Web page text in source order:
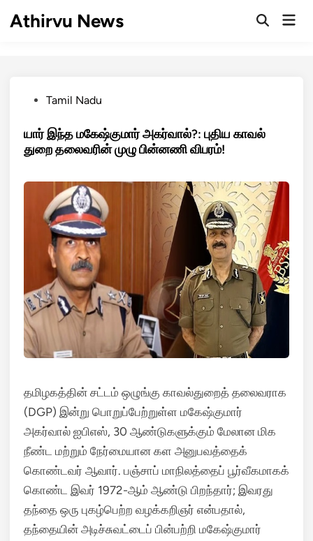
Athirvu News
OpenMain
PostedTamil Nadu
யார் இந்த மகேஷ்குமார் அகர்வால்?: புதிய காவல்
துறை தலைவரின் முழு பின்னணி விபரம்!
தமிழகத்தின் சட்டம் ஒழுங்கு காவல்துறைத் தலைவராக
(DGP) இன்று பொறுப்பேற்றுள்ள மகேஷ்குமார்
அகர்வால் ஐபிஎஸ், 30 ஆண்டுகளுக்கும் மேலான மிக
நீண்ட மற்றும் நேர்மையான கள அனுபவத்தைக்
கொண்டவர் ஆவார். பஞ்சாப் மாநிலத்தைப் பூர்வீகமாகக்
கொண்ட இவர் 1972-ஆம் ஆண்டு பிறந்தார்; இவரது
தந்தை ஒரு புகழ்பெற்ற வழக்கறிஞர் என்பதால்,
தந்தையின் அடிச்சுவட்டைப் பின்பற்றி மகேஷ்குமார்